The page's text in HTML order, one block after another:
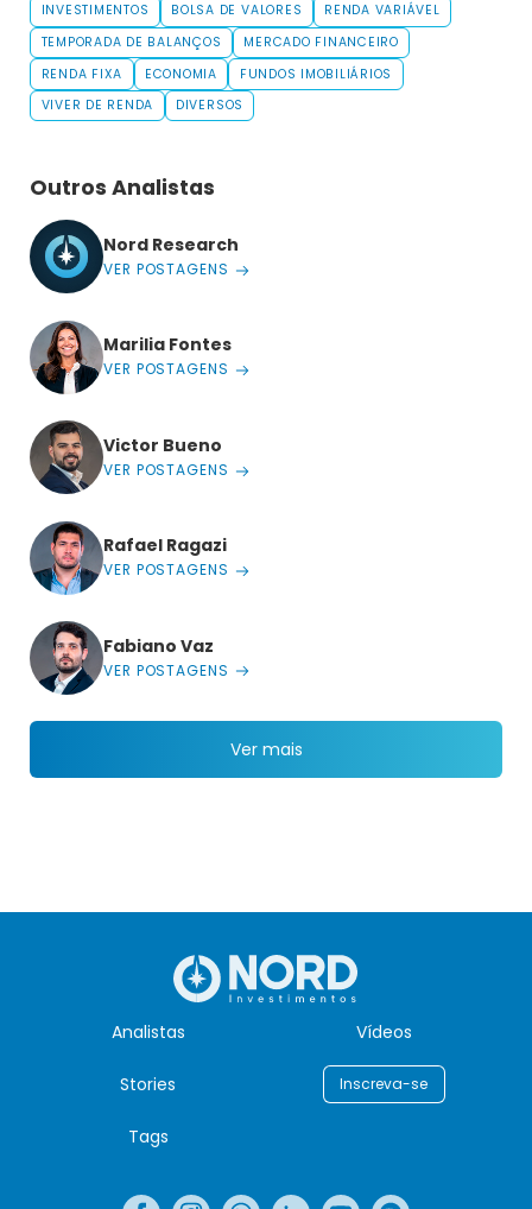
INVESTIMENTOS BOLSA DE VALORES
RENDA VARIÁVEL
TEMPORADA DE BALANÇOS
MERCADO FINANCEIRO
RENDA FIXA
ECONOMIA
FUNDOS IMOBILIÁRIOS
VIVER DE RENDA
DIVERSOS
Outros Analistas
Nord Research
VER POSTAGENS
Marilia Fontes
VER POSTAGENS
Victor Bueno
VER POSTAGENS
Rafael Ragazi
VER POSTAGENS
Fabiano Vaz
VER POSTAGENS
Ver mais
Analistas Vídeos
Stories Inscreva-se
Tags